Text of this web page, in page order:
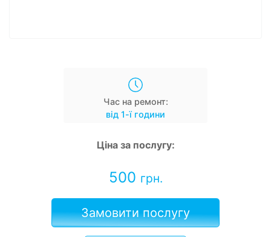
Час на ремонт:
від 1-ї години
Ціна за послугу:
500 грн.
Замовити послугу